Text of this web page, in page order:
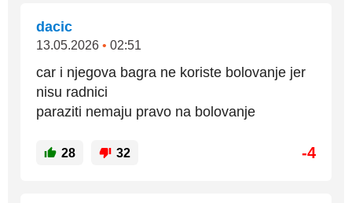
dacic
13.05.2026 • 02:51
car i njegova bagra ne koriste bolovanje jer
nisu radnici
paraziti nemaju pravo na bolovanje
28 32 -4